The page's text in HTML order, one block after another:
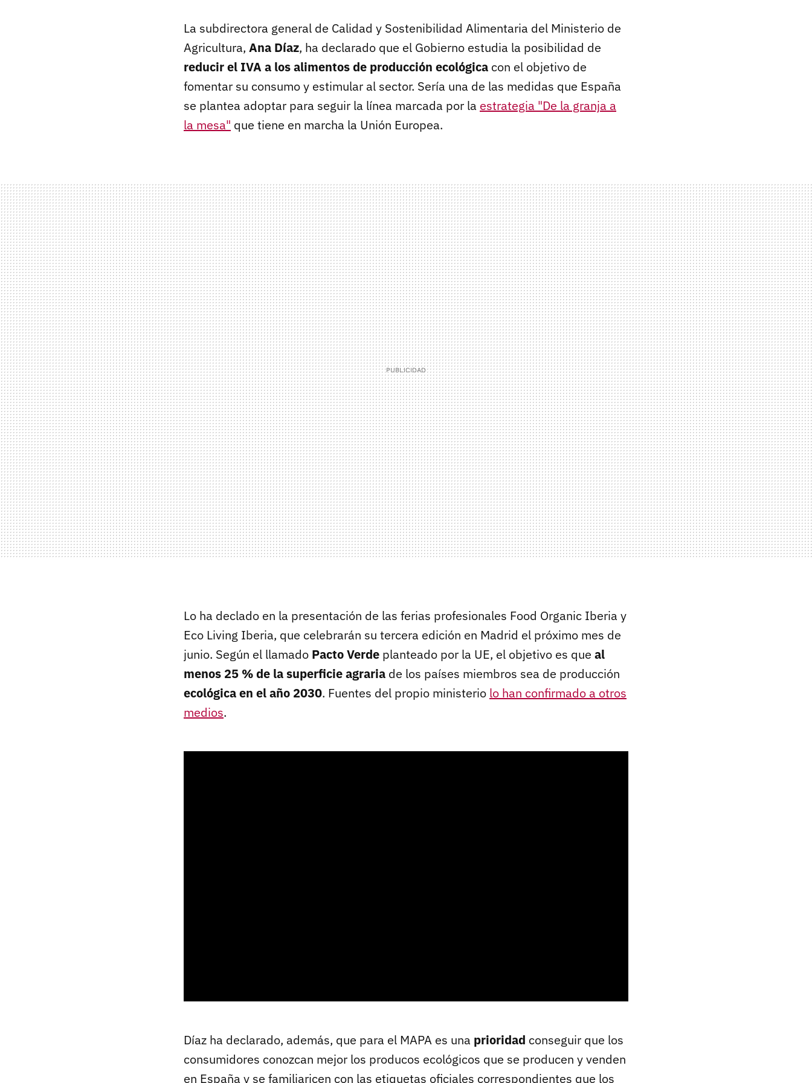
La subdirectora general de Calidad y Sostenibilidad Alimentaria del Ministerio de
Agricultura, Ana Díaz, ha declarado que el Gobierno estudia la posibilidad de
reducir el IVA a los alimentos de producción ecológica con el objetivo de
fomentar su consumo y estimular al sector. Sería una de las medidas que España
se plantea adoptar para seguir la línea marcada por la estrategia "De la granja a
la mesa" que tiene en marcha la Unión Europea.
Lo ha declado en la presentación de las ferias profesionales Food Organic Iberia y
Eco Living Iberia, que celebrarán su tercera edición en Madrid el próximo mes de
junio. Según el llamado Pacto Verde planteado por la UE, el objetivo es que al
menos 25 % de la superficie agraria de los países miembros sea de producción
ecológica en el año 2030. Fuentes del propio ministerio lo han confirmado a otros
medios.
Díaz ha declarado, además, que para el MAPA es una prioridad conseguir que los
consumidores conozcan mejor los producos ecológicos que se producen y venden
en España y se familiaricen con las etiquetas oficiales correspondientes que los